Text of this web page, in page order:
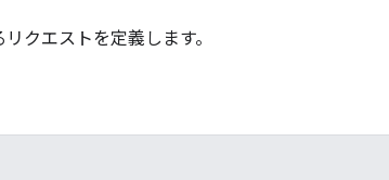
クエストを定義します。